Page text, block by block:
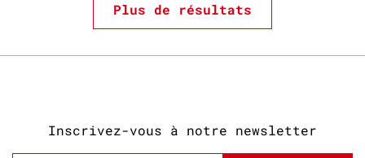
Plus de résultats
Inscrivez-vous à notre newsletter